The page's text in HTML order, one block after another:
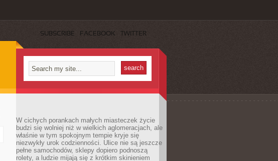
SUBSCRIBE FACEBOOK TWITTER
W cichych porankach małych miasteczek życie
budzi się wolniej niż w wielkich aglomeracjach, ale
właśnie w tym spokojnym tempie kryje się
niezwykły urok codzienności. Ulice nie są jeszcze
pełne samochodów, sklepy dopiero podnoszą
rolety, a ludzie mijają się z krótkim skinieniem